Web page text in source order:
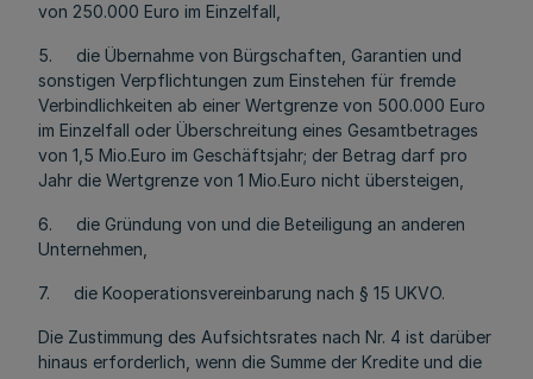
von 250.000 Euro im Einzelfall,
5. die Übernahme von Bürgschaften, Garantien und
sonstigen Verpflichtungen zum Einstehen für fremde
Verbindlichkeiten ab einer Wertgrenze von 500.000 Euro
im Einzelfall oder Überschreitung eines Gesamtbetrages
von 1,5 Mio.Euro im Geschäftsjahr; der Betrag darf pro
Jahr die Wertgrenze von 1 Mio.Euro nicht übersteigen,
6. die Gründung von und die Beteiligung an anderen
Unternehmen,
7. die Kooperationsvereinbarung nach § 15 UKVO.
Die Zustimmung des Aufsichtsrates nach Nr. 4 ist darüber
hinaus erforderlich, wenn die Summe der Kredite und die